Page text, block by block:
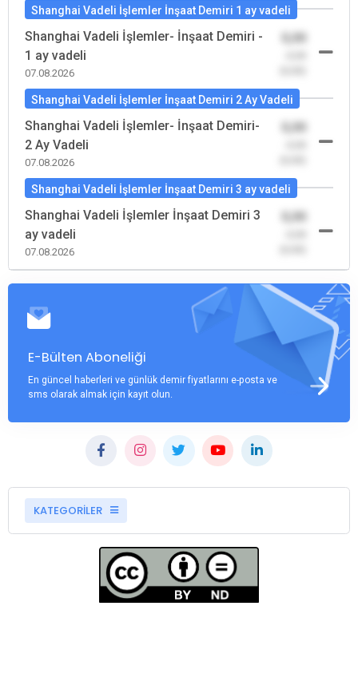
Shanghai Vadeli İşlemler İnşaat Demiri 1 ay vadeli
Shanghai Vadeli İşlemler- İnşaat Demiri -
1 ay vadeli
07.08.2026
0,00
Shanghai Vadeli İşlemler İnşaat Demiri 2 Ay Vadeli
Shanghai Vadeli İşlemler- İnşaat Demiri-
2 Ay Vadeli
07.08.2026
0,00
Shanghai Vadeli İşlemler İnşaat Demiri 3 ay vadeli
Shanghai Vadeli İşlemler İnşaat Demiri 3
ay vadeli
07.08.2026
0,00
E-Bülten Aboneliği
En güncel haberleri ve günlük demir fiyatlarını e-posta ve
sms olarak almak için kayıt olun.
KATEGORİLER